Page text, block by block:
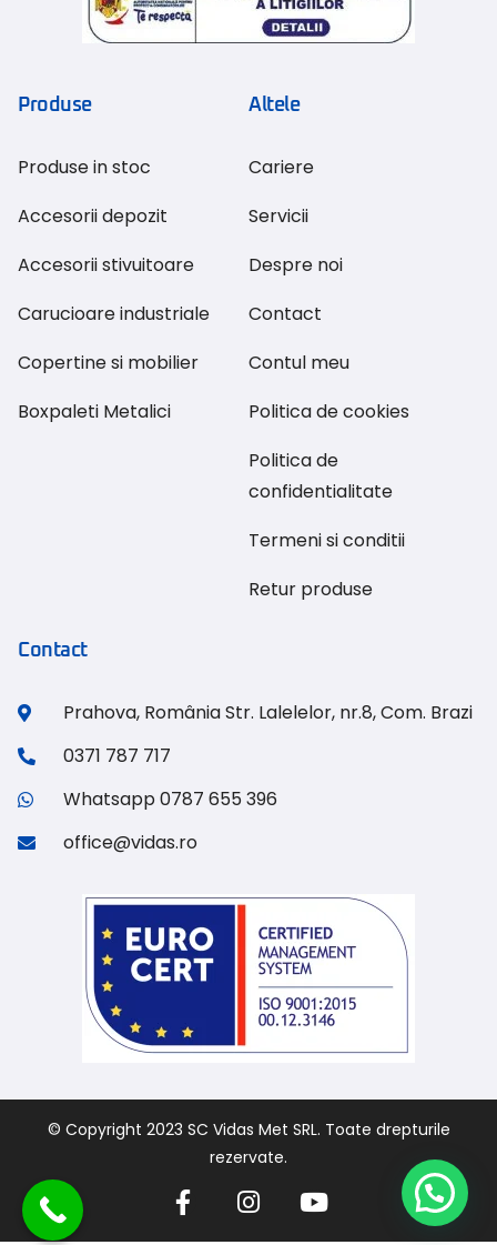
Produse
Produse in stoc
Accesorii depozit
Accesorii stivuitoare
Carucioare industriale
Copertine si mobilier
Boxpaleti Metalici
Altele
Cariere
Servicii
Despre noi
Contact
Contul meu
Politica de cookies
Politica de
confidentialitate
Termeni si conditii
Retur produse
Contact
Prahova, România Str. Lalelelor, nr.8, Com. Brazi
0371 787 717
Whatsapp 0787 655 396
office@vidas.ro
© Copyright 2023 SC Vidas Met SRL. Toate drepturile
rezervate.